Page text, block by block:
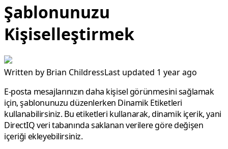
Şablonunuzu
Kişiselleştirmek
Written by Brian ChildressLast updated 1 year ago
E-posta mesajlarınızın daha kişisel görünmesini sağlamak
için, şablonunuzu düzenlerken Dinamik Etiketleri
kullanabilirsiniz. Bu etiketleri kullanarak, dinamik içerik, yani
DirectIQ veri tabanında saklanan verilere göre değişen
içeriği ekleyebilirsiniz.